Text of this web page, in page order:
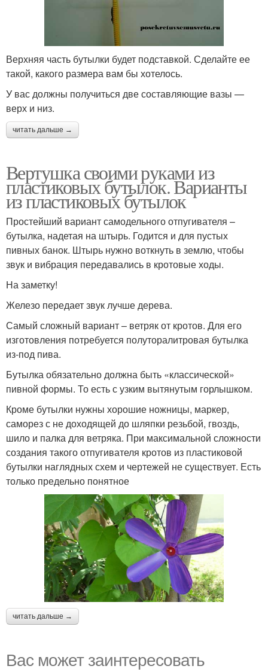
Верхняя часть бутылки будет подставкой. Сделайте ее
такой, какого размера вам бы хотелось.
У вас должны получиться две составляющие вазы —
верх и низ.
читать дальше →
Вертушка своими руками из
пластиковых бутылок. Варианты
из пластиковых бутылок
Простейший вариант самодельного отпугивателя –
бутылка, надетая на штырь. Годится и для пустых
пивных банок. Штырь нужно воткнуть в землю, чтобы
звук и вибрация передавались в кротовые ходы.
На заметку!
Железо передает звук лучше дерева.
Самый сложный вариант – ветряк от кротов. Для его
изготовления потребуется полуторалитровая бутылка
из-под пива.
Бутылка обязательно должна быть «классической»
пивной формы. То есть с узким вытянутым горлышком.
Кроме бутылки нужны хорошие ножницы, маркер,
саморез с не доходящей до шляпки резьбой, гвоздь,
шило и палка для ветряка. При максимальной сложности
создания такого отпугивателя кротов из пластиковой
бутылки наглядных схем и чертежей не существует. Есть
только предельно понятное
читать дальше →
Вас может заинтересовать